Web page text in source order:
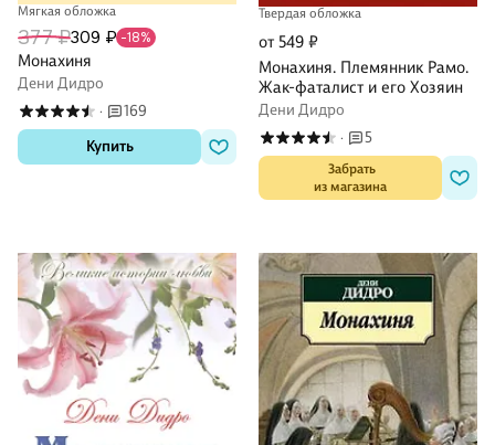
Мягкая обложка
377 ₽309 ₽ -18%
Монахиня
Дени Дидро
·
169
Купить
Твердая обложка
от 549 ₽
Монахиня. Племянник Рамо.
Жак-фаталист и его Хозяин
Дени Дидро
· 5
Забрать
из магазина